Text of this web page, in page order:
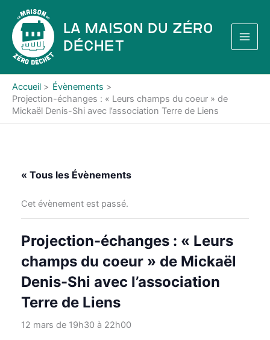
contenu
La Maison du Zéro
Déchet
Accueil
Évènements
Projection-échanges : « Leurs champs du coeur » de
Mickaël Denis-Shi avec l’association Terre de Liens
« Tous les Évènements
Cet évènement est passé.
Projection-échanges : « Leurs
champs du coeur » de Mickaël
Denis-Shi avec l’association
Terre de Liens
12 mars de 19h30à 22h00